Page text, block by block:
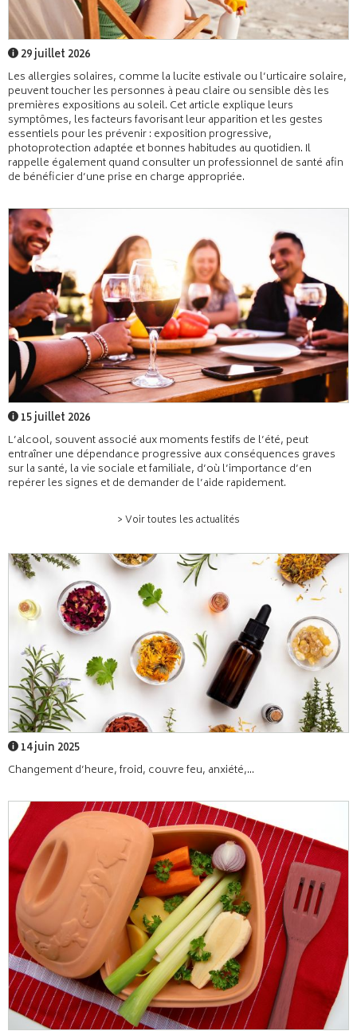
29 juillet 2026
Les allergies solaires, comme la lucite estivale ou l’urticaire solaire,
peuvent toucher les personnes à peau claire ou sensible dès les
premières expositions au soleil. Cet article explique leurs
symptômes, les facteurs favorisant leur apparition et les gestes
essentiels pour les prévenir : exposition progressive,
photoprotection adaptée et bonnes habitudes au quotidien. Il
rappelle également quand consulter un professionnel de santé afin
de bénéficier d’une prise en charge appropriée.
15 juillet 2026
L’alcool, souvent associé aux moments festifs de l’été, peut
entraîner une dépendance progressive aux conséquences graves
sur la santé, la vie sociale et familiale, d’où l’importance d’en
repérer les signes et de demander de l’aide rapidement.
> Voir toutes les actualités
14 juin 2025
Changement d’heure, froid, couvre feu, anxiété,...